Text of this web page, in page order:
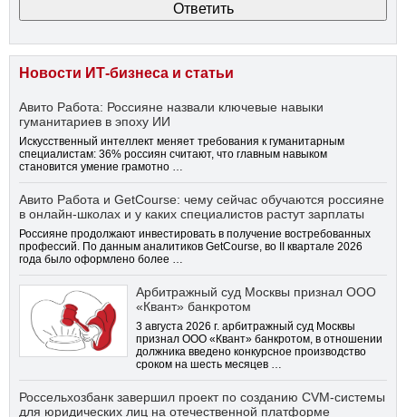
Новости ИТ-бизнеса и статьи
Авито Работа: Россияне назвали ключевые навыки
гуманитариев в эпоху ИИ
Искусственный интеллект меняет требования к гуманитарным
специалистам: 36% россиян считают, что главным навыком
становится умение грамотно …
Авито Работа и GetCourse: чему сейчас обучаются россияне
в онлайн-школах и у каких специалистов растут зарплаты
Россияне продолжают инвестировать в получение востребованных
профессий. По данным аналитиков GetCourse, во II квартале 2026
года было оформлено более …
Арбитражный суд Москвы признал ООО
«Квант» банкротом
3 августа 2026 г. арбитражный суд Москвы
признал ООО «Квант» банкротом, в отношении
должника введено конкурсное производство
сроком на шесть месяцев …
Россельхозбанк завершил проект по созданию CVM-системы
для юридических лиц на отечественной платформе